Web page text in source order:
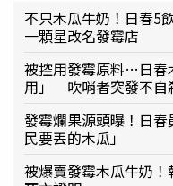
不只木瓜牛奶！日春5
一顆星改名發霉店
被控用發霉原料…日春
用」 吹哨者突發不自
發霉爛果源頭曝！日
民要丟的木瓜」
被爆賣發霉木瓜牛奶